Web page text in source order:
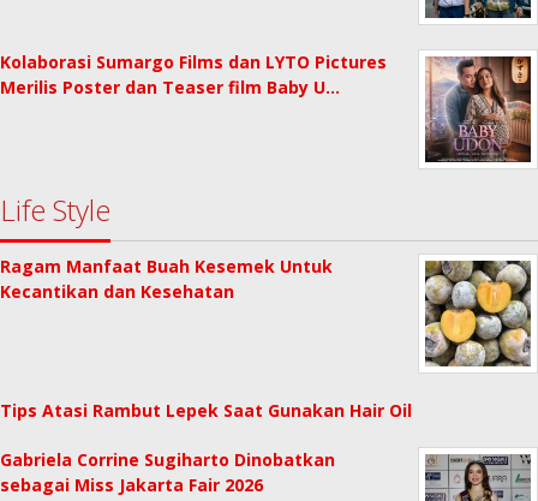
Kolaborasi Sumargo Films dan LYTO Pictures
Merilis Poster dan Teaser film Baby U…
Life Style
Ragam Manfaat Buah Kesemek Untuk
Kecantikan dan Kesehatan
Tips Atasi Rambut Lepek Saat Gunakan Hair Oil
Gabriela Corrine Sugiharto Dinobatkan
sebagai Miss Jakarta Fair 2026